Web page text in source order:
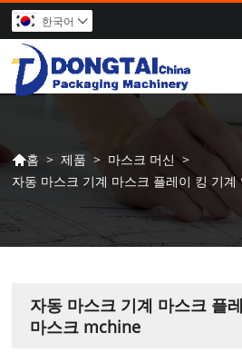
한국어 
홈 > 제품 > 마스크 머신 >
자동 마스크 기계 마스크 플레이 킹 기
자동 마스크 기계 마스크 플
마스크 mchine